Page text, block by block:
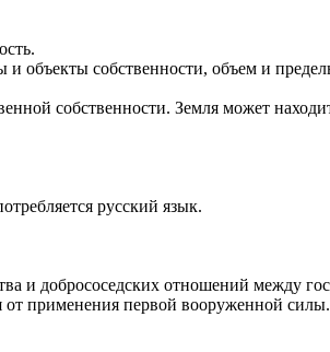
объекты собственности, объем и
собственности. Земля может
русский язык.
и добрососедских отношений между
от применения первой вооруженной силы.